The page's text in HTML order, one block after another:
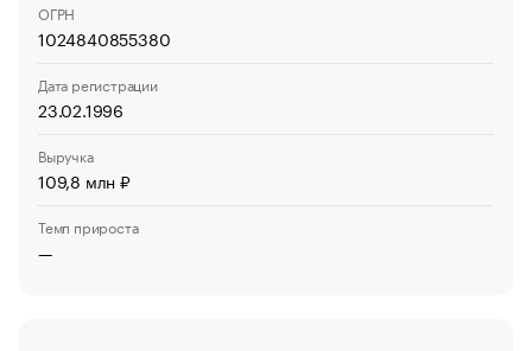
ОГРН
1024840855380
Дата регистрации
23.02.1996
Выручка
109,8 млн ₽
Темп прироста
—